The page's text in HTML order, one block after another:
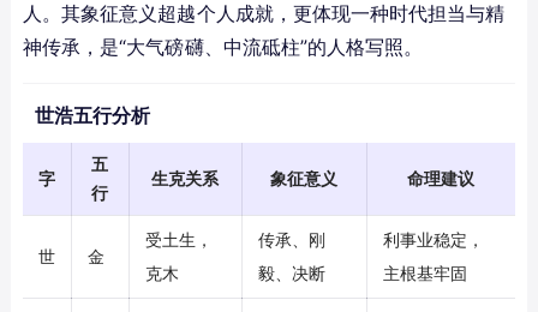
人。其象征意义超越个人成就，更体现一种时代担当与精
神传承，是“大气磅礴、中流砥柱”的人格写照。
世浩五行分析
字
五
行
生克关系 象征意义 命理建议
世 金
受土生，
克木
传承、刚
毅、决断
利事业稳定，
主根基牢固